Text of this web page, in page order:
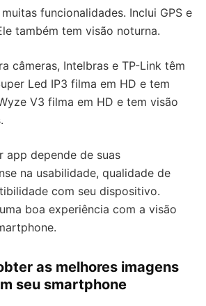
funcionalidades. Inclui GPS e
também tem visão noturna.
câmeras, Intelbras e TP-Link têm
Led IP3 filma em HD e tem
V3 filma em HD e tem visão
app depende de suas
na usabilidade, qualidade de
com seu dispositivo.
boa experiência com a visão
as melhores imagens
seu smartphone